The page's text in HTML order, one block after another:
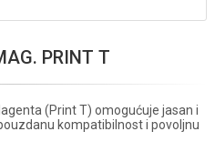
PRINT T
(Print T) omogućuje jasan i
kompatibilnost i povoljnu